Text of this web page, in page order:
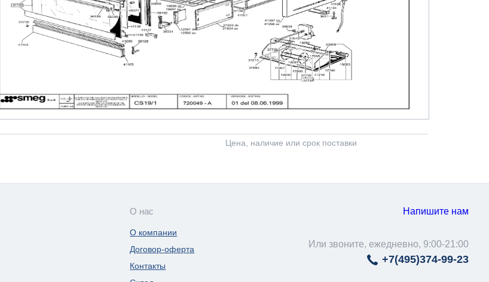
Цена, наличие или срок поставки
Напишите нам
Или звоните, ежедневно, 9:00-21:00
+7(495)374-99-23
О нас
О компании
Договор-оферта
Контакты